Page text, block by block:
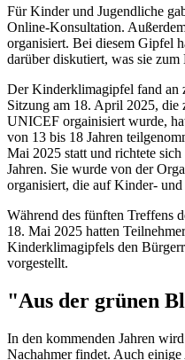
Für Kinder und Jugendliche
Online-Konsultation.
organisiert. Bei diesem Gipfel
darüber diskutiert, was sie
Der Kinderklimagipfel fand an
Sitzung am 18. April 2025,
UNICEF orgainisiert wurde,
von 13 bis 18 Jahren
Mai 2025 statt und richtete
Jahren. Sie wurde von der
organisiert, die auf Kinder-
Während des fünften Treffens
18. Mai 2025 hatten
Kinderklimagipfels den
vorgestellt.
"Aus der grünen
In den kommenden Jahren
Nachahmer findet. Auch